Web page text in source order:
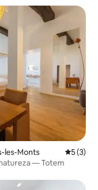
les-Monts 5 de
5 (3)
— Totem